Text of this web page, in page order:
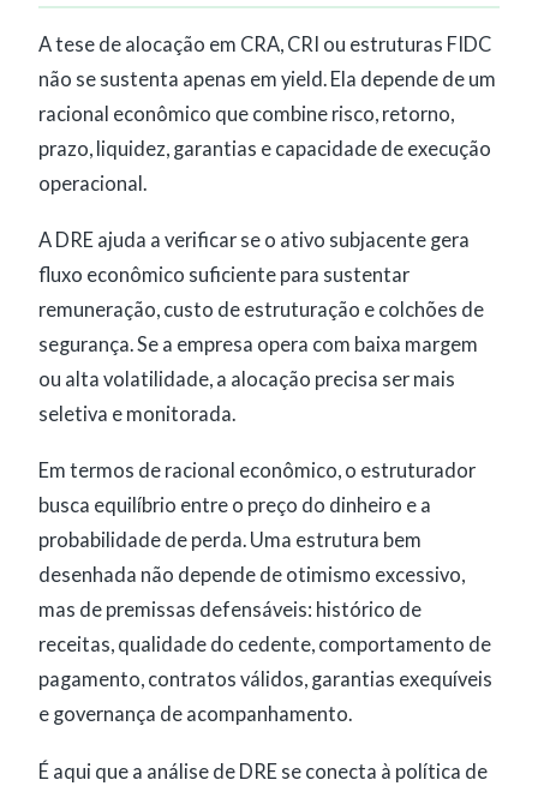
A tese de alocação em CRA, CRI ou estruturas FIDC
não se sustenta apenas em yield. Ela depende de um
racional econômico que combine risco, retorno,
prazo, liquidez, garantias e capacidade de execução
operacional.
A DRE ajuda a verificar se o ativo subjacente gera
fluxo econômico suficiente para sustentar
remuneração, custo de estruturação e colchões de
segurança. Se a empresa opera com baixa margem
ou alta volatilidade, a alocação precisa ser mais
seletiva e monitorada.
Em termos de racional econômico, o estruturador
busca equilíbrio entre o preço do dinheiro e a
probabilidade de perda. Uma estrutura bem
desenhada não depende de otimismo excessivo,
mas de premissas defensáveis: histórico de
receitas, qualidade do cedente, comportamento de
pagamento, contratos válidos, garantias exequíveis
e governança de acompanhamento.
É aqui que a análise de DRE se conecta à política de